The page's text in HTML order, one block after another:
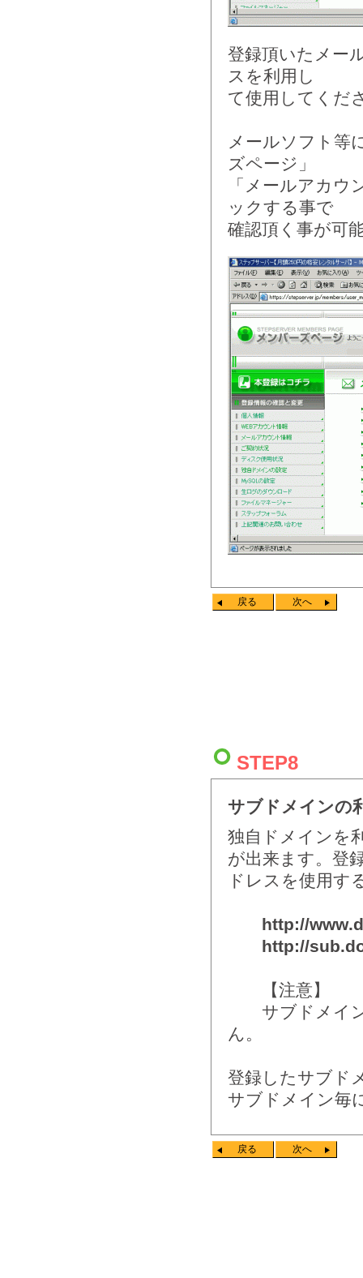
登録頂いたメー
スを利用し
て使用してくだ
メールソフト等
ズページ」
「メールアカ
ックする事で
確認頂く事が可
戻る 次へ
STEP8
サブドメインの
独自ドメインを
が出来ます。登
ドレスを使用す
http://www
http://sub
【注意】
サブドメイン
ん。
登録したサブド
サブドメイン毎
戻る 次へ